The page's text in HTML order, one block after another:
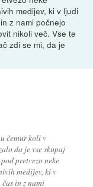
medijev, ki v ljudi
z nami počnejo
nikoli več. Vse te
zdi se mi, da je
čemur koli v
da je vse skupaj
pretvezo neke
medijev, ki v
in z nami